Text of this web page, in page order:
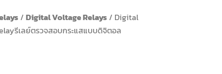
/ Digital Voltage Relays / Digital
รีเลย์ตรวจสอบกระแสแบบดิจิตอล